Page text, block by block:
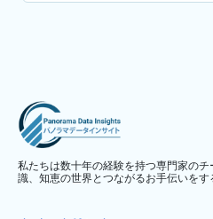
私たちは数十年の経験を持つ専門家の
識、知恵の世界とつながるお手伝いをす